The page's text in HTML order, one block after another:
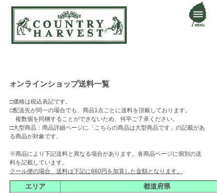
オンラインショップ送料一覧
□価格は税込表記です。
□配送先が同一の場合でも、商品1点ごとに送料を頂戴しております。
複数個を同梱することができないため、何卒ご了承ください。
□大型商品：商品詳細ページに「こちらの商品は大型商品です」の記載があ
る商品が対象です。
※商品により下記送料と異なる場合があります。各商品ページに個別の送
料を記載しています。
クール便の場合、送料は下記に660円を加算した金額となります。
エリア
都道府県